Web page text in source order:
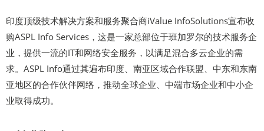
印度顶级技术解决方案和服务聚合商iValue InfoSolutions宣布收
购ASPL Info Services，这是一家总部位于班加罗尔的技术服务企
业，提供一流的IT和网络安全服务，以满足混合多云企业的需
求。ASPL Info通过其遍布印度、南亚区域合作联盟、中东和东南
亚地区的合作伙伴网络，推动全球企业、中端市场企业和中小企
业取得成功。